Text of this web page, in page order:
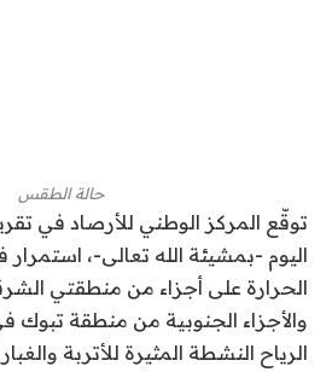
حالة الطقس
توقّع المركز الوطني للأرصاد في
اليوم -بمشيئة الله تعالى-،
الحرارة على أجزاء من منطقتي
والأجزاء الجنوبية من منطقة تبوك
الرياح النشطة المثيرة للأتربة